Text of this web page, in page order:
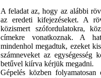
A feladat az, hogy az alábbi
az eredeti kifejezéseket. A
közismert szófordulatokra,
címekre vonatkoznak. A
mindenhol megadtuk, ezeket
számneveket az egységesség
betűvel kiírva kérjük megadni.
Gépelés közben